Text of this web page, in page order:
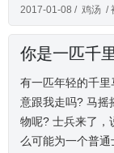
2017-01-08 / 鸡汤 /
你是一匹千
有一匹年轻的千
意跟我走吗? 马摇
物呢? 士兵来了，
么可能为一个普